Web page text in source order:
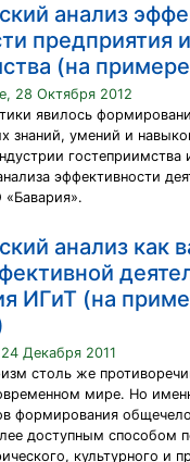
анализ
предприятия
(на
28 Октября 2012
явилось
знаний, умений и
гостеприимства
эффективности
анализ как
ИГиТ (на
Декабря 2011
столь же
мире. Но
формирования
доступным способом
культурного и